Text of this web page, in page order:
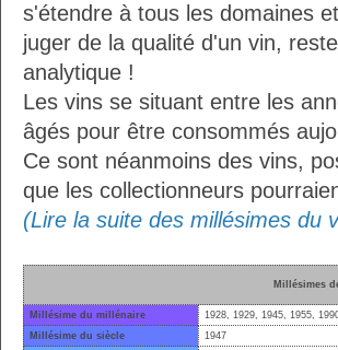
s'étendre à tous les domaines
juger de la qualité d'un vin,
analytique !
Les vins se situant entre les
âgés pour être consommés
Ce sont néanmoins des vins,
que les collectionneurs
(Lire la suite des millésimes du
Millésimes
Millésime du millénaire
1928, 1929, 1945, 1955,
Millésime du siècle
1947